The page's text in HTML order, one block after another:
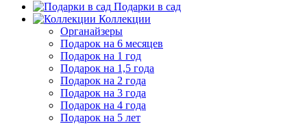
Подарки в сад
Коллекции
Органайзеры
Подарок на 6 месяцев
Подарок на 1 год
Подарок на 1,5 года
Подарок на 2 года
Подарок на 3 года
Подарок на 4 года
Подарок на 5 лет